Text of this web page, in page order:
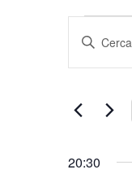
E
v
e
n
Inserisci
Parola
Cerca
per
20:30